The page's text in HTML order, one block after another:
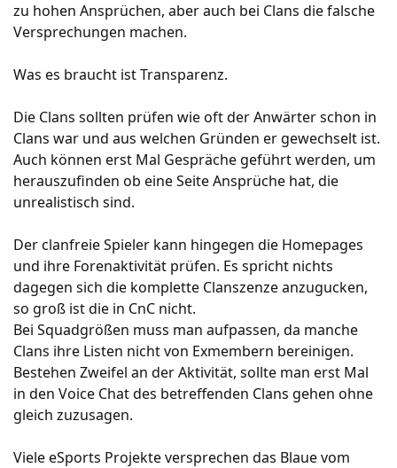
zu hohen Ansprüchen, aber auch bei Clans die falsche
Versprechungen machen.
Was es braucht ist Transparenz.
Die Clans sollten prüfen wie oft der Anwärter schon in
Clans war und aus welchen Gründen er gewechselt ist.
Auch können erst Mal Gespräche geführt werden, um
herauszufinden ob eine Seite Ansprüche hat, die
unrealistisch sind.
Der clanfreie Spieler kann hingegen die Homepages
und ihre Forenaktivität prüfen. Es spricht nichts
dagegen sich die komplette Clanszenze anzugucken,
so groß ist die in CnC nicht.
Bei Squadgrößen muss man aufpassen, da manche
Clans ihre Listen nicht von Exmembern bereinigen.
Bestehen Zweifel an der Aktivität, sollte man erst Mal
in den Voice Chat des betreffenden Clans gehen ohne
gleich zuzusagen.
Viele eSports Projekte versprechen das Blaue vom